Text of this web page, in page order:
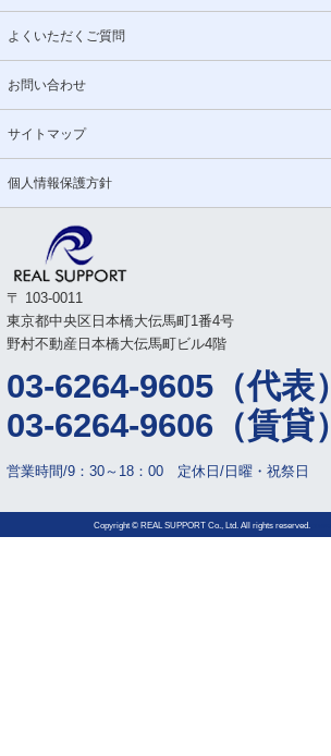
よくいただくご質問
お問い合わせ
サイトマップ
個人情報保護方針
〒 103-0011
東京都中央区日本橋大伝馬町1番4号
野村不動産日本橋大伝馬町ビル4階
03-6264-9605（代表）
03-6264-9606（賃貸）
営業時間/9：30～18：00 定休日/日曜・祝祭日
Copyright © REAL SUPPORT Co., Ltd. All rights reserved.